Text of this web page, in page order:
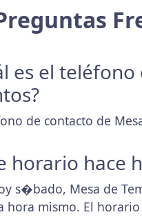
es el
de contacto de
horario hace
s�bado, Mesa de
hora mismo. El